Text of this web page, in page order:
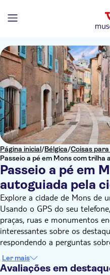
Página inicial/Bélgica/Coisas
Passeio a pé em Mons com trilha
Passeio a pé em
autoguiada pela
Explore a cidade de Mons de
Usando o GPS do seu
praças, ruas e monumentos
interessantes sobre os
respondendo a perguntas
relacionadas à pesquisa, tudo
excursão autoguiada, você
Ler mais
Avaliações em